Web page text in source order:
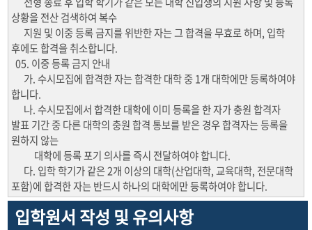
상황을 전산 검색하여 복수
지원 및 이중 등록 금지를 위반한 자는 그 합격을 무효로 하며, 입학
후에도 합격을 취소합니다.
05. 이중 등록 금지 안내
가. 수시모집에 합격한 자는 합격한 대학 중 1개 대학에만 등록하여야
합니다.
나. 수시모집에서 합격한 대학에 이미 등록을 한 자가 충원 합격자
발표 기간 중 다른 대학의 충원 합격 통보를 받은 경우 합격자는 등록을
원하지 않는
대학에 등록 포기 의사를 즉시 전달하여야 합니다.
다. 입학 학기가 같은 2개 이상의 대학(산업대학, 교육대학, 전문대학
포함)에 합격한 자는 반드시 하나의 대학에만 등록하여야 합니다.
입학원서 작성 및 유의사항